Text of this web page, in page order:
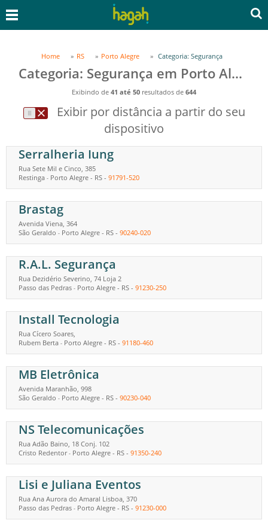
Home RS Porto Alegre Categoria: Segurança
Categoria: Segurança em Porto Alegre, RS
Exibindo de 41 até 50 resultados de 644
Exibir por distância a partir do seu
dispositivo
Serralheria Iung
Rua Sete Mil e Cinco, 385
Restinga - Porto Alegre - RS - 91791-520
Brastag
Avenida Viena, 364
São Geraldo - Porto Alegre - RS - 90240-020
R.A.L. Segurança
Rua Dezidério Severino, 74 Loja 2
Passo das Pedras - Porto Alegre - RS - 91230-250
Install Tecnologia
Rua Cícero Soares,
Rubem Berta - Porto Alegre - RS - 91180-460
MB Eletrônica
Avenida Maranhão, 998
São Geraldo - Porto Alegre - RS - 90230-040
NS Telecomunicações
Rua Adão Baino, 18 Conj. 102
Cristo Redentor - Porto Alegre - RS - 91350-240
Lisi e Juliana Eventos
Rua Ana Aurora do Amaral Lisboa, 370
Passo das Pedras - Porto Alegre - RS - 91230-000